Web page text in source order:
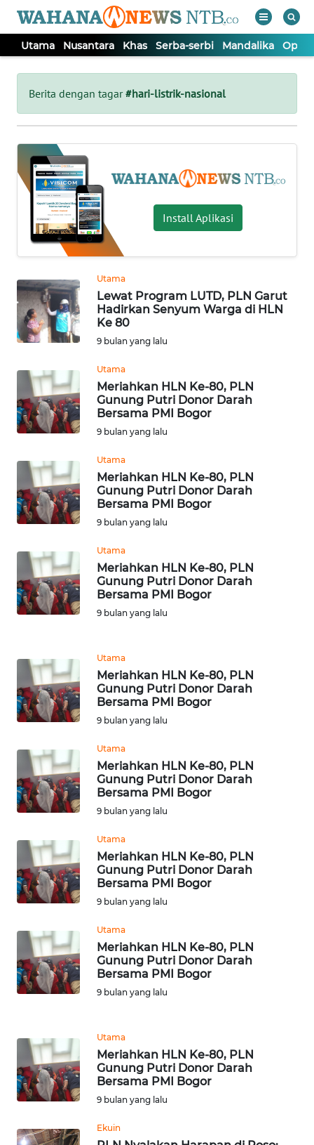
Utama Nusantara Khas Serba-serbi Mandalika Opini
Berita dengan tagar#hari-listrik-nasional
Install Aplikasi
Utama
Lewat Program LUTD, PLN Garut
Hadirkan Senyum Warga di HLN
Ke 80
9 bulan yang lalu
Utama
Meriahkan HLN Ke-80, PLN
Gunung Putri Donor Darah
Bersama PMI Bogor
9 bulan yang lalu
Utama
Meriahkan HLN Ke-80, PLN
Gunung Putri Donor Darah
Bersama PMI Bogor
9 bulan yang lalu
Utama
Meriahkan HLN Ke-80, PLN
Gunung Putri Donor Darah
Bersama PMI Bogor
9 bulan yang lalu
Utama
Meriahkan HLN Ke-80, PLN
Gunung Putri Donor Darah
Bersama PMI Bogor
9 bulan yang lalu
Utama
Meriahkan HLN Ke-80, PLN
Gunung Putri Donor Darah
Bersama PMI Bogor
9 bulan yang lalu
Utama
Meriahkan HLN Ke-80, PLN
Gunung Putri Donor Darah
Bersama PMI Bogor
9 bulan yang lalu
Utama
Meriahkan HLN Ke-80, PLN
Gunung Putri Donor Darah
Bersama PMI Bogor
9 bulan yang lalu
Utama
Meriahkan HLN Ke-80, PLN
Gunung Putri Donor Darah
Bersama PMI Bogor
9 bulan yang lalu
Ekuin
Tutup
UTAMA
NUSANTARA
KHAS
SERBA-
SERBI
MANDALIKA
OPINI
Informasi
INDEKS
BERITA
KONTAK
KAMI
INFO
IKLAN
TENTANG
KAMI
PEDOMAN
REDAKSI
KARIR
DISCLAIMER
Wahana
News
WN
SUMUT
WN
WN
JABAR
WN
NTT
KEPRI